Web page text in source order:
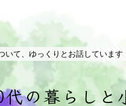
いて、ゆっくりとお話しています
の暮らしと